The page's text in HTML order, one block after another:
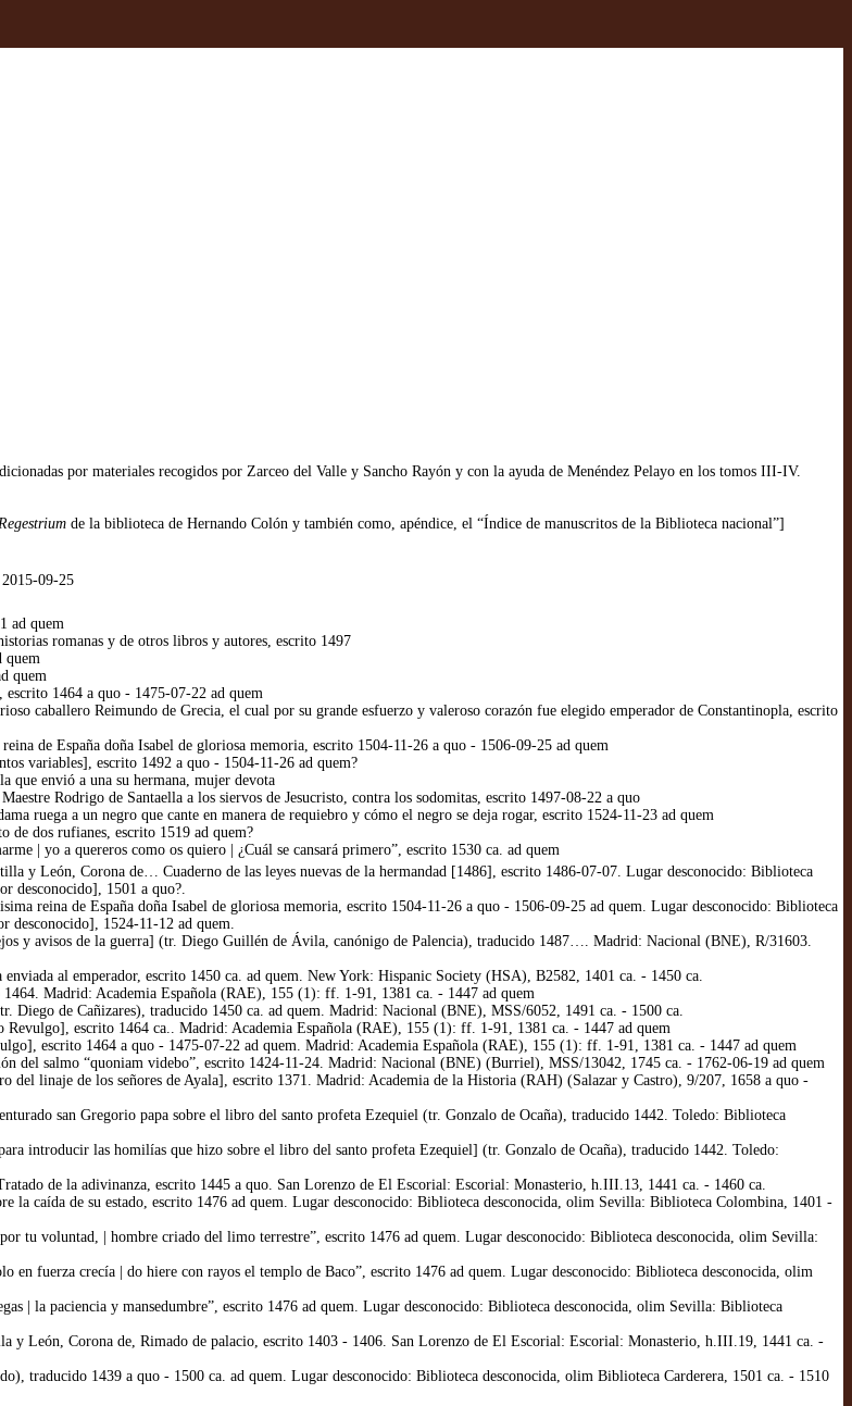
por materiales recogidos por Zarceo del Valle y Sancho Rayón y con la ayuda de Menéndez Pelayo en los tomos III-IV.
de la biblioteca de Hernando Colón y también como, apéndice, el “Índice de manuscritos de la Biblioteca nacional”]
09-25
ad quem
romanas y de otros libros y autores, escrito 1497
quem
quem
1464 a quo - 1475-07-22 ad quem
caballero Reimundo de Grecia, el cual por su grande esfuerzo y valeroso corazón fue elegido emperador de Constantinopla, escrito
de España doña Isabel de gloriosa memoria, escrito 1504-11-26 a quo - 1506-09-25 ad quem
variables], escrito 1492 a quo - 1504-11-26 ad quem?
que envió a una su hermana, mujer devota
Rodrigo de Santaella a los siervos de Jesucristo, contra los sodomitas, escrito 1497-08-22 a quo
ruega a un negro que cante en manera de requiebro y cómo el negro se deja rogar, escrito 1524-11-23 ad quem
de dos rufianes, escrito 1519 ad quem?
| yo a quereros como os quiero | ¿Cuál se cansará primero”, escrito 1530 ca. ad quem
y León, Corona de… Cuaderno de las leyes nuevas de la hermandad [1486], escrito 1486-07-07. Lugar desconocido: Biblioteca
desconocido], 1501 a quo?.
reina de España doña Isabel de gloriosa memoria, escrito 1504-11-26 a quo - 1506-09-25 ad quem. Lugar desconocido: Biblioteca
desconocido], 1524-11-12 ad quem.
y avisos de la guerra] (tr. Diego Guillén de Ávila, canónigo de Palencia), traducido 1487…. Madrid: Nacional (BNE), R/31603.
al emperador, escrito 1450 ca. ad quem. New York: Hispanic Society (HSA), B2582, 1401 ca. - 1450 ca.
Madrid: Academia Española (RAE), 155 (1): ff. 1-91, 1381 ca. - 1447 ad quem
Diego de Cañizares), traducido 1450 ca. ad quem. Madrid: Nacional (BNE), MSS/6052, 1491 ca. - 1500 ca.
Revulgo], escrito 1464 ca.. Madrid: Academia Española (RAE), 155 (1): ff. 1-91, 1381 ca. - 1447 ad quem
escrito 1464 a quo - 1475-07-22 ad quem. Madrid: Academia Española (RAE), 155 (1): ff. 1-91, 1381 ca. - 1447 ad quem
del salmo “quoniam videbo”, escrito 1424-11-24. Madrid: Nacional (BNE) (Burriel), MSS/13042, 1745 ca. - 1762-06-19 ad quem
del linaje de los señores de Ayala], escrito 1371. Madrid: Academia de la Historia (RAH) (Salazar y Castro), 9/207, 1658 a quo -
san Gregorio papa sobre el libro del santo profeta Ezequiel (tr. Gonzalo de Ocaña), traducido 1442. Toledo: Biblioteca
introducir las homilías que hizo sobre el libro del santo profeta Ezequiel] (tr. Gonzalo de Ocaña), traducido 1442. Toledo:
de la adivinanza, escrito 1445 a quo. San Lorenzo de El Escorial: Escorial: Monasterio, h.III.13, 1441 ca. - 1460 ca.
la caída de su estado, escrito 1476 ad quem. Lugar desconocido: Biblioteca desconocida, olim Sevilla: Biblioteca Colombina, 1401 -
tu voluntad, | hombre criado del limo terrestre”, escrito 1476 ad quem. Lugar desconocido: Biblioteca desconocida, olim Sevilla:
en fuerza crecía | do hiere con rayos el templo de Baco”, escrito 1476 ad quem. Lugar desconocido: Biblioteca desconocida, olim
| la paciencia y mansedumbre”, escrito 1476 ad quem. Lugar desconocido: Biblioteca desconocida, olim Sevilla: Biblioteca
y León, Corona de, Rimado de palacio, escrito 1403 - 1406. San Lorenzo de El Escorial: Escorial: Monasterio, h.III.19, 1441 ca. -
traducido 1439 a quo - 1500 ca. ad quem. Lugar desconocido: Biblioteca desconocida, olim Biblioteca Carderera, 1501 ca. - 1510